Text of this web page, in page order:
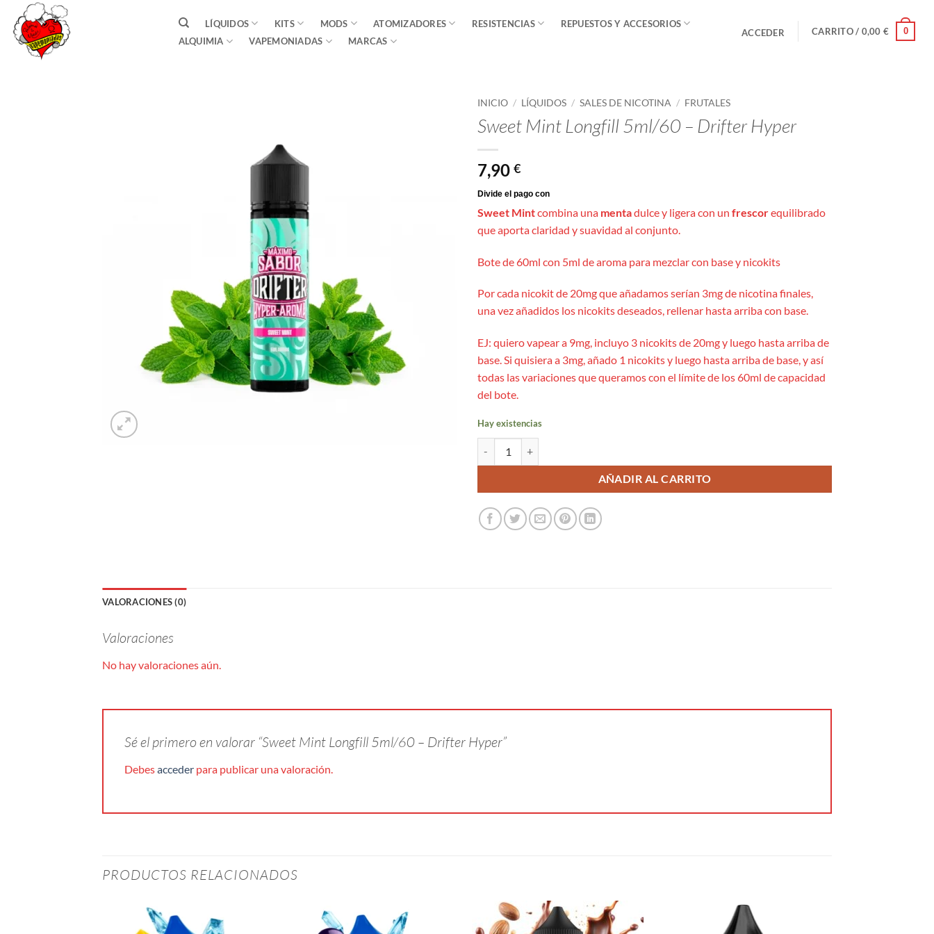
Saltar
contenido
LÍQUIDOS KITS MODS ATOMIZADORES RESISTENCIAS
REPUESTOS Y ACCESORIOS
ALQUIMIA
VAPEMONIADAS MARCAS
ACCEDER CARRITO / 0,00 € 0
INICIO / LÍQUIDOS / SALES DE NICOTINA / FRUTALES
Sweet Mint Longfill 5ml/60 – Drifter Hyper
7,90 €
Sweet Mintcombina una mentadulce y ligera con un frescorequilibrado
que aporta claridad y suavidad al conjunto.
Bote de 60ml con 5ml de aroma para mezclar con base y nicokits
Por cada nicokit de 20mg que añadamos serían 3mg de nicotina finales,
una vez añadidos los nicokits deseados, rellenar hasta arriba con base.
EJ: quiero vapear a 9mg, incluyo 3 nicokits de 20mg y luego hasta arriba de
base. Si quisiera a 3mg, añado 1 nicokits y luego hasta arriba de base, y así
todas las variaciones que queramos con el límite de los 60ml de capacidad
del bote.
Hay existencias
AÑADIR AL CARRITO
VALORACIONES (0)
Valoraciones
No hay valoraciones aún.
Sé el primero en valorar “Sweet Mint Longfill 5ml/60 – Drifter Hyper”
Debesacceder para publicar una valoración.
PRODUCTOS RELACIONADOS